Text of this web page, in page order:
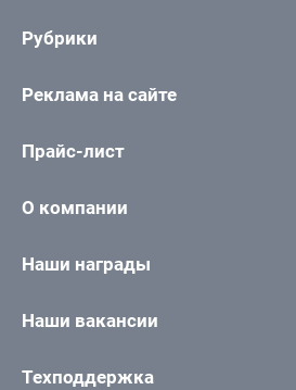
Рубрики
Реклама на сайте
Прайс-лист
О компании
Наши награды
Наши вакансии
Техподдержка